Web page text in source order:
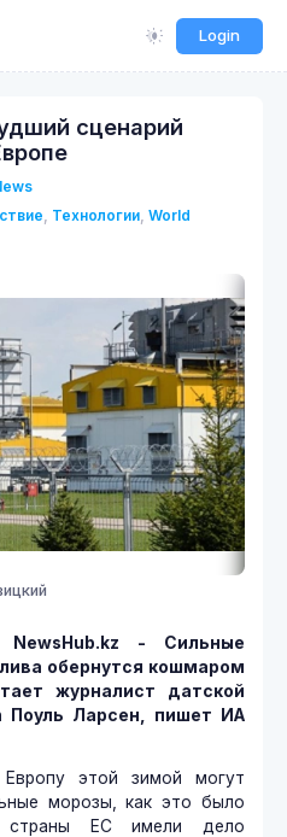
Login
сценарий
, Технологии, World
NewsHub.kz - Сильные
обернутся кошмаром
журналист датской
Поуль Ларсен, пишет ИА
этой зимой могут
морозы, как это было
ЕС имели дело